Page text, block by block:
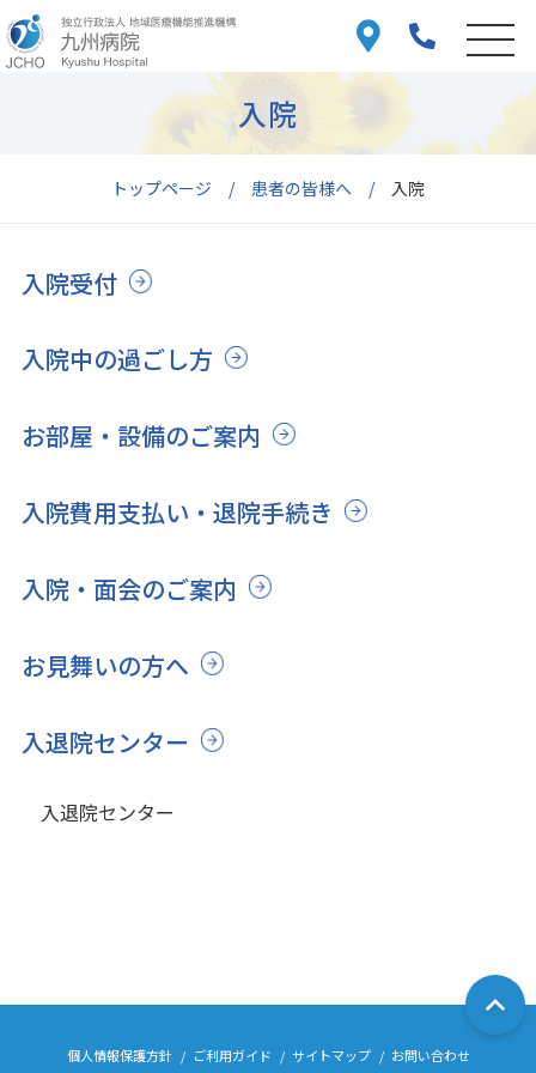
トップページ 患者の皆様へ 入院
入院
入院受付
入院中の過ごし方
お部屋・設備のご案内
入院費用支払い・退院手続き
入院・面会のご案内
お見舞いの方へ
入退院センター
入退院センター
個人情報保護方針 ご利用ガイド サイトマップ お問い合わせ